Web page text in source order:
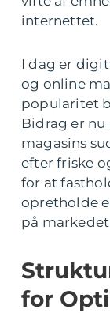
internettet.
I dag er
og online
popularitet
Bidrag er
magasins
efter friske
for at
opretholde
på
for